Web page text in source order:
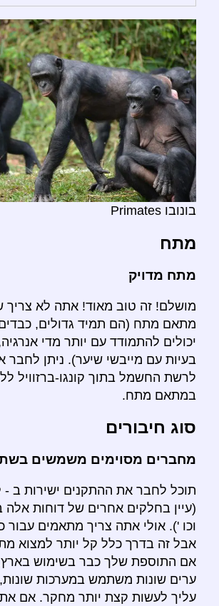
בונובו Primates
מתח
מתח מדויק
מושלם! זה טוב מאוד! אתה לא צריך
מתאם מתח (הם תמיד גדולים,
יכולים להתמודד עם יותר מדי
בעיות עם מייבשי שיער). ניתן לחבר
לרשת החשמל בתוך קונגו-ברזוויל
במתאם מתח.
סוג חיבורים
מחברים מסוימים משמשים
תוכל לחבר את ההתקנים ישירות ב -
(עיין בחלקים אחרים של דוחות
וכו '). אולי אתה צריך מתאמים
אבל זה בדרך כלל קל יותר למצוא
אם התוספת שלך כבר בשימוש
ערים שונות משתמש במערכות שונות,
עליך לעשות קצת יותר מחקר. אם